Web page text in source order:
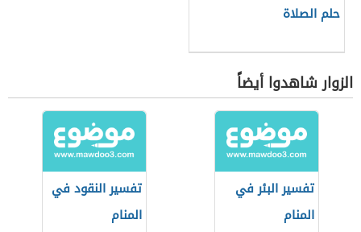
حلم الصلاة
الزوار شاهدوا أيضاً
تفسير البئر في
المنام
تفسير النقود في
المنام